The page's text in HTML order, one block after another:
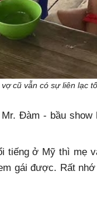
cũ vẫn có sự liên lạc
Đàm - bầu show
tiếng ở Mỹ thì mẹ
gái được. Rất